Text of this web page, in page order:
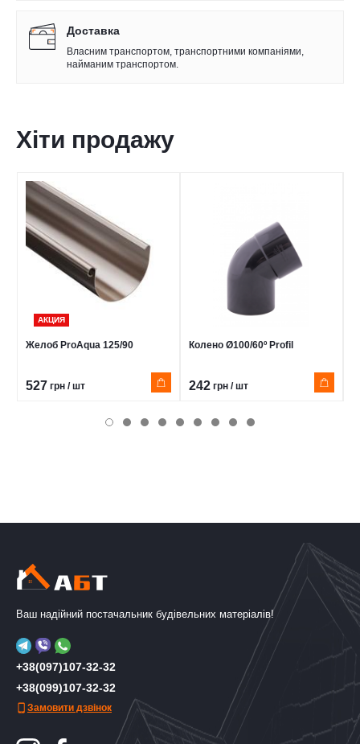
Доставка
Власним транспортом, транспортними компаніями,
найманим транспортом.
Хіти продажу
АКЦИЯ
Желоб ProAqua 125/90
527 грн / шт
Колено Ø100/60º Profil
242 грн / шт
Ваш надійний постачальник будівельних матеріалів!
+38(097)107-32-32
+38(099)107-32-32
Замовити дзвінок